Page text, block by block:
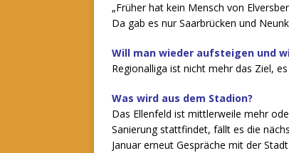
„Früher hat kein Mensch von
Da gab es nur Saarbrücken und
Will man wieder aufsteigen und
Regionalliga ist nicht mehr das Ziel,
Was wird aus dem Stadion?
Das Ellenfeld ist mittlerweile mehr
Sanierung stattfindet, fällt es die
Januar erneut Gespräche mit der